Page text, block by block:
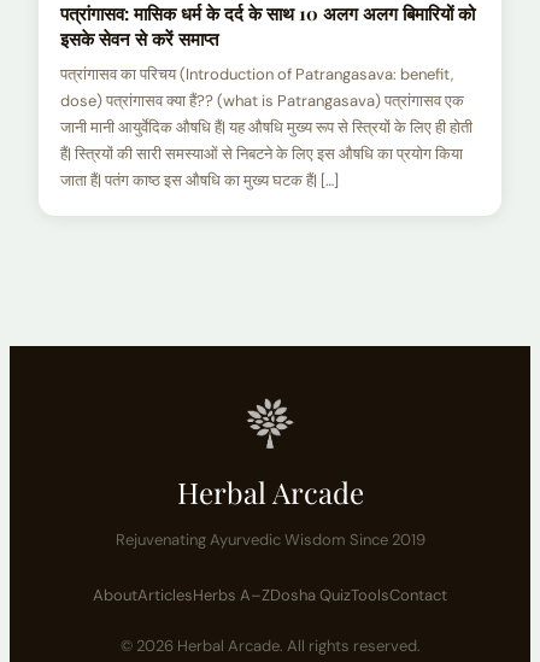
पत्रांगासव: मासिक धर्म के दर्द के साथ 10 अलग अलग बिमारियों को
इसके सेवन से करें समाप्त
पत्रांगासव का परिचय (Introduction of Patrangasava: benefit,
dose) पत्रांगासव क्या हैं?? (what is Patrangasava) पत्रांगासव एक
जानी मानी आयुर्वेदिक औषधि हैं| यह औषधि मुख्य रूप से स्त्रियों के लिए ही होती
हैं| स्त्रियों की सारी समस्याओं से निबटने के लिए इस औषधि का प्रयोग किया
जाता हैं| पतंग काष्ठ इस औषधि का मुख्य घटक हैं| […]
Herbal Arcade
Rejuvenating Ayurvedic Wisdom Since 2019
AboutArticlesHerbs A–ZDosha QuizToolsContact
© 2026 Herbal Arcade. All rights reserved.